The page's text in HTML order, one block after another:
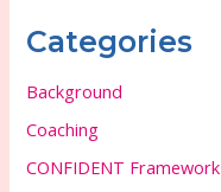
Categories
Background
Coaching
CONFIDENT Framework